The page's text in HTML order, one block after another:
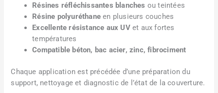
Résines réfléchissantes blanches ou teintées
Résine polyuréthane en plusieurs couches
Excellente résistance aux UVet aux fortes
températures
Compatible béton, bac acier, zinc, fibrociment
Chaque application est précédée d’une préparation du
support, nettoyage et diagnostic de l’état de la couverture.